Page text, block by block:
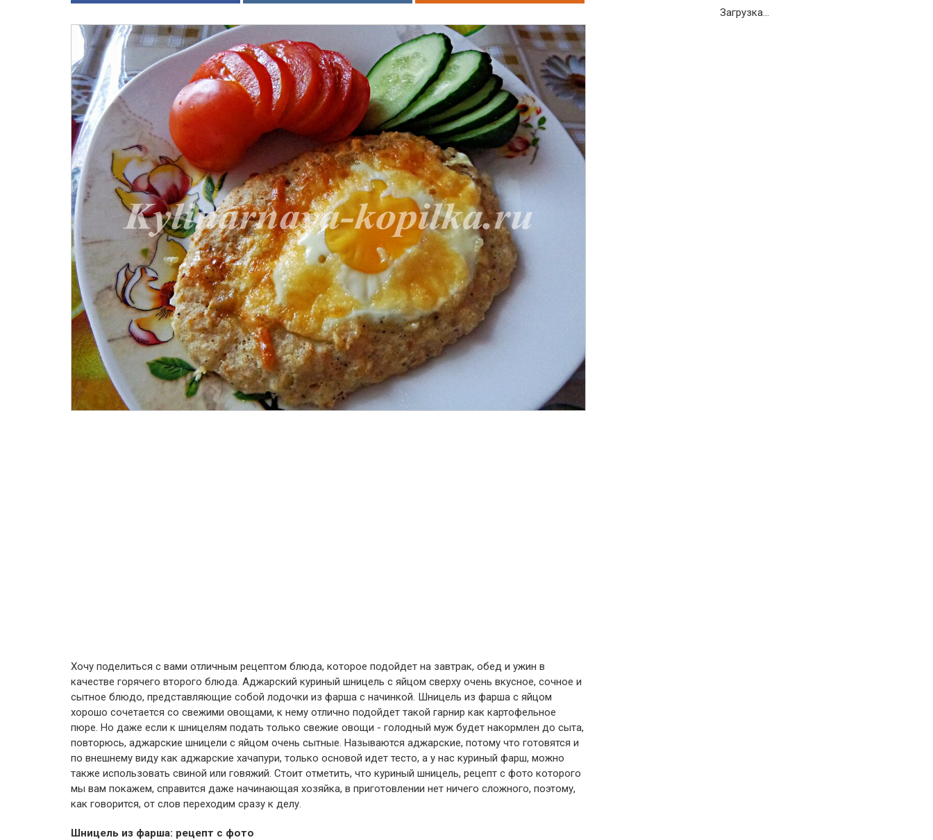
Хочу поделиться с вами отличным рецептом блюда, которое подойдет на завтрак, обед и ужин в
качестве горячего второго блюда. Аджарский куриный шницель с яйцом сверху очень вкусное, сочное и
сытное блюдо, представляющие собой лодочки из фарша с начинкой. Шницель из фарша с яйцом
хорошо сочетается со свежими овощами, к нему отлично подойдет такой гарнир как картофельное
пюре. Но даже если к шницелям подать только свежие овощи - голодный муж будет накормлен до сыта,
повторюсь, аджарские шницели с яйцом очень сытные. Называются аджарские, потому что готовятся и
по внешнему виду как аджарские хачапури, только основой идет тесто, а у нас куриный фарш, можно
также использовать свиной или говяжий. Стоит отметить, что куриный шницель, рецепт с фото которого
мы вам покажем, справится даже начинающая хозяйка, в приготовлении нет ничего сложного, поэтому,
как говорится, от слов переходим сразу к делу.
Шницель из фарша: рецепт с фото
Загрузка...